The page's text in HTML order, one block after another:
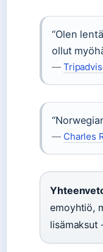
“Olen
ollut
—
— Charles
emoyhtiö,